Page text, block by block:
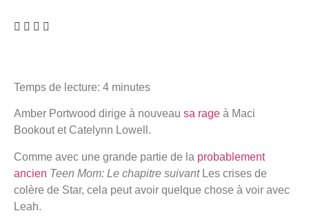
Temps de lecture: 4 minutes
Amber Portwood dirige à nouveau sa rage à Maci
Bookout et Catelynn Lowell.
Comme avec une grande partie de la probablement
ancien Teen Mom: Le chapitre suivantLes crises de
colère de Star, cela peut avoir quelque chose à voir avec
Leah.